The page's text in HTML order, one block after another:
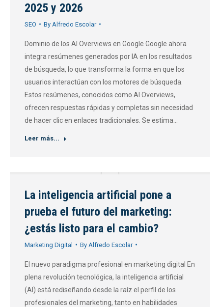
2025 y 2026
SEO By Alfredo Escolar
Dominio de los AI Overviews en Google Google ahora
integra resúmenes generados por IA en los resultados
de búsqueda, lo que transforma la forma en que los
usuarios interactúan con los motores de búsqueda.
Estos resúmenes, conocidos como AI Overviews,
ofrecen respuestas rápidas y completas sin necesidad
de hacer clic en enlaces tradicionales. Se estima…
Leer más...
La inteligencia artificial pone a
prueba el futuro del marketing:
¿estás listo para el cambio?
Marketing Digital By Alfredo Escolar
El nuevo paradigma profesional en marketing digital En
plena revolución tecnológica, la inteligencia artificial
(AI) está rediseñando desde la raíz el perfil de los
profesionales del marketing, tanto en habilidades